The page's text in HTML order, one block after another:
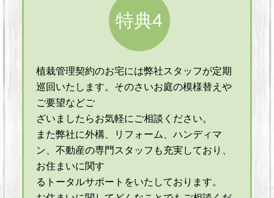
特典4
植栽管理契約のお宅には弊社スタッフが定期
巡回いたします。そのさいお庭の模様替えや
ご要望などご
ざいましたらお気軽にご相談ください。
また弊社に外構、リフォーム、ハンディマ
ン、不動産の専門スタッフも充実しており、
お住まいに関す
るトータルサポートをいたしております。